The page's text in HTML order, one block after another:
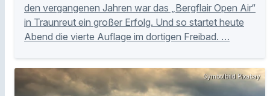
den vergangenen Jahren war das „Bergflair Open Air“
in Traunreut ein großer Erfolg. Und so startet heute
Abend die vierte Auflage im dortigen Freibad. …
Symbolbild Pixabay